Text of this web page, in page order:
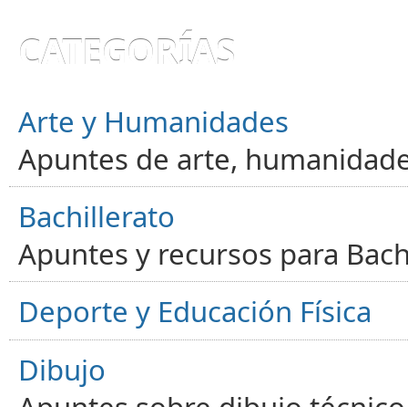
CATEGORÍAS
Arte y Humanidades
Apuntes de arte,
Bachillerato
Apuntes y recursos para
Deporte y Educación Física
Dibujo